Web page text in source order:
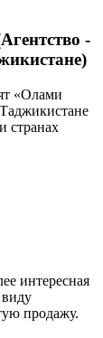
-
«Олами
странах
интересная
продажу.